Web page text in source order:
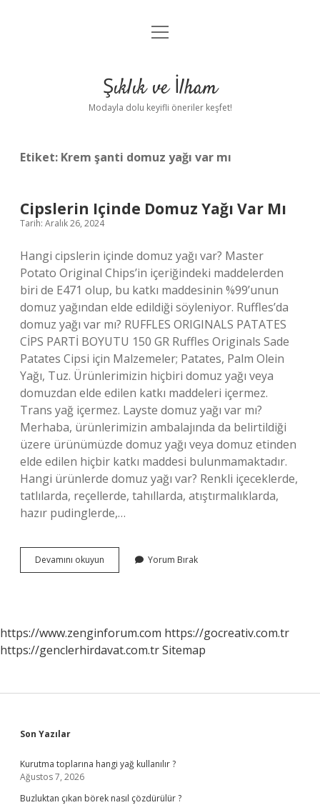
Anasayfa
Yasal Uyarı
menüyü
Şıklık ve İlham
Modayla dolu keyifli öneriler keşfet!
Etiket: Krem şanti domuz yağı var mı
Cipslerin Içinde Domuz Yağı Var Mı
Tarih: Aralık 26, 2024
Hangi cipslerin içinde domuz yağı var? Master
Potato Original Chips’in içeriğindeki maddelerden
biri de E471 olup, bu katkı maddesinin %99’unun
domuz yağından elde edildiği söyleniyor. Ruffles’da
domuz yağı var mı? RUFFLES ORIGINALS PATATES
CİPS PARTİ BOYUTU 150 GR Ruffles Originals Sade
Patates Cipsi için Malzemeler; Patates, Palm Olein
Yağı, Tuz. Ürünlerimizin hiçbiri domuz yağı veya
domuzdan elde edilen katkı maddeleri içermez.
Trans yağ içermez. Layste domuz yağı var mı?
Merhaba, ürünlerimizin ambalajında ​​da belirtildiği
üzere ürünümüzde domuz yağı veya domuz etinden
elde edilen hiçbir katkı maddesi bulunmamaktadır.
Hangi ürünlerde domuz yağı var? Renkli içeceklerde,
tatlılarda, reçellerde, tahıllarda, atıştırmalıklarda,
hazır pudinglerde,…
Devamını okuyun Cipslerin
Içinde
Yorum Bırak
https://www.zenginforum.com https://gocreativ.com.tr
https://genclerhirdavat.com.trSitemap
Sidebar
Son Yazılar
Kurutma toplarına hangi yağ kullanılır ?
Ağustos 7, 2026
Buzluktan çıkan börek nasıl çözdürülür ?